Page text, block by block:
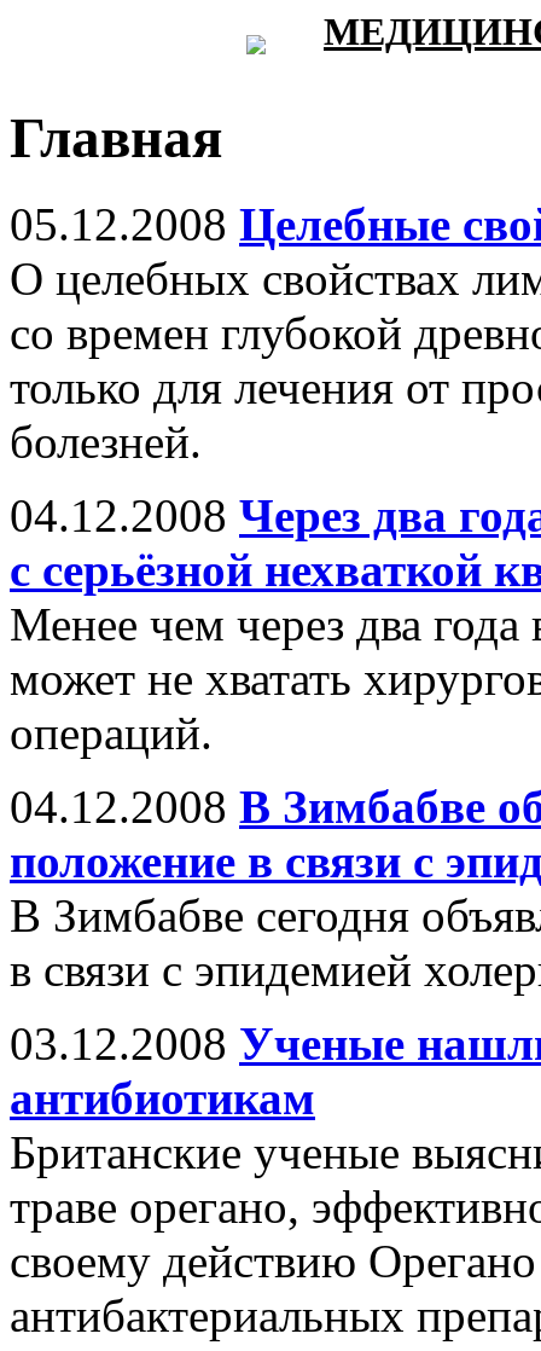
Главная
05.12.2008 Целебные
О целебных свойствах
со времен глубокой
только для лечения от
болезней.
04.12.2008 Через два
с серьёзной нехваткой
Менее чем через два
может не хватать
операций.
04.12.2008 В Зимбабве
положение в связи с
В Зимбабве сегодня
в связи с эпидемией
03.12.2008 Ученые
антибиотикам
Британские ученые
траве орегано,
своему действию
антибактериальных